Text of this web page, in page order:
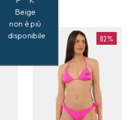
82% 82%
Beige
non è più
disponibile